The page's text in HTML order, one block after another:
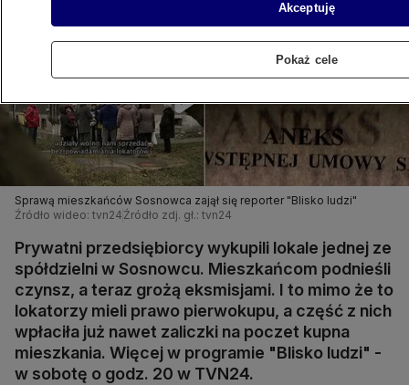
Sprawą mieszkańców Sosnowca zajął się reporter "Blisko ludzi"
Źródło wideo: tvn24 Źródło zdj. gł.: tvn24
Prywatni przedsiębiorcy wykupili lokale jednej ze
spółdzielni w Sosnowcu. Mieszkańcom podnieśli
czynsz, a teraz grożą eksmisjami. I to mimo że to
lokatorzy mieli prawo pierwokupu, a część z nich
wpłaciła już nawet zaliczki na poczet kupna
mieszkania. Więcej w programie "Blisko ludzi" -
w sobotę o godz. 20 w TVN24.
Akceptuję
Pokaż cele